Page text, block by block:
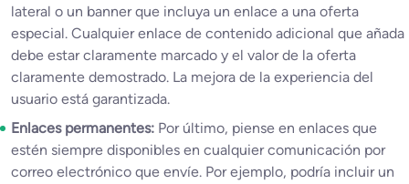
lateral o un banner que incluya un enlace a una oferta
especial. Cualquier enlace de contenido adicional que añada
debe estar claramente marcado y el valor de la oferta
claramente demostrado. La mejora de la experiencia del
usuario está garantizada.
Enlaces permanentes: Por último, piense en enlaces que
estén siempre disponibles en cualquier comunicación por
correo electrónico que envíe. Por ejemplo, podría incluir un